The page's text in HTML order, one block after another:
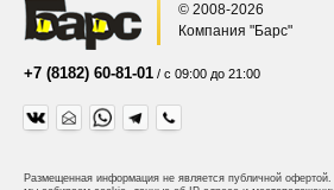
© 2008-2026
Компания "Барс"
+7 (8182) 60-81-01 / с 09:00 до 21:00
Размещенная информация не является публичной офертой.